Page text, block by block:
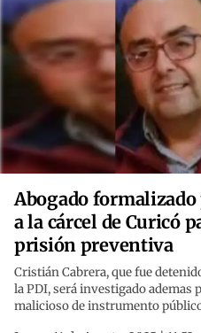
Abogado
a la cárcel de Curicó
prisión preventiva
Cristián Cabrera, que fue
la PDI, será investigado ademas
malicioso de instrumento